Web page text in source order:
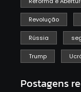
Revolução
Rússia
Trump
Postagens